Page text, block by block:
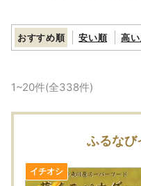
おすすめ順 安い順 高
1~20件(全338件)
ふるなび